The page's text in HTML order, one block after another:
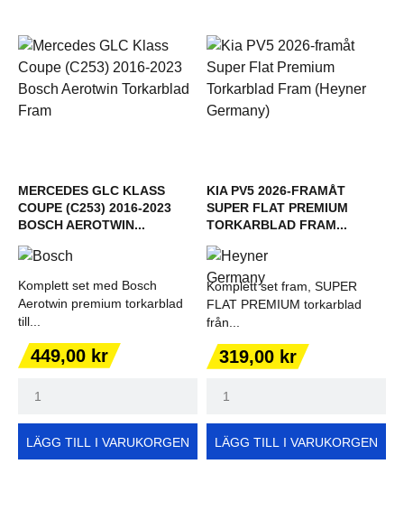
MERCEDES GLC KLASS
COUPE (C253) 2016-2023
BOSCH AEROTWIN...
Komplett set med Bosch
Aerotwin premium torkarblad
till...
Pris
449,00 kr
LÄGG TILL I VARUKORGEN
KIA PV5 2026-FRAMÅT
SUPER FLAT PREMIUM
TORKARBLAD FRAM...
Komplett set fram, SUPER
FLAT PREMIUM torkarblad
från...
Pris
319,00 kr
LÄGG TILL I VARUKORGEN